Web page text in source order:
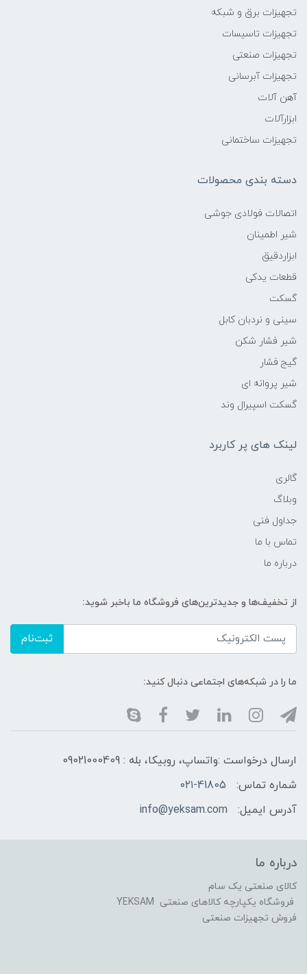
تجهیزات برق و شبکه
تجهیزات تاسیسات
تجهیزات صنعتی
تجهیزات آبرسانی
آهن آلات
ابزارآلات
تجهیزات ساختمانی
دسته بندی محصولات
اتصالات فولادی جوشی
شیر اطمینان
ابزاردقیق
قطعات یدکی
گسکت
سینی و نردبان کابل
شیر فشار شکن
گیج فشار
شیر پروانه ای
گسکت اسپیرال وند
لینک های پر کاربرد
گالری
وبلاگ
جداول فنی
تماس با ما
درباره ما
از تخفیف‌ها و جدیدترین‌های فروشگاه ما باخبر شوید:
ثبت‌نام
ما را در شبکه‌های اجتماعی دنبال کنید:
ارسال درخواست :واتساپ، روبیکا، بله : 09021000409
شماره تماس:
۰۲۱-41805
آدرس ایمیل:
info@yeksam.com
درباره ما
کالای صنعتی یک سام
فروشگاه یکپارچه کالاهای صنعتی YEKSAM
فروش تجهیزات صنعتی